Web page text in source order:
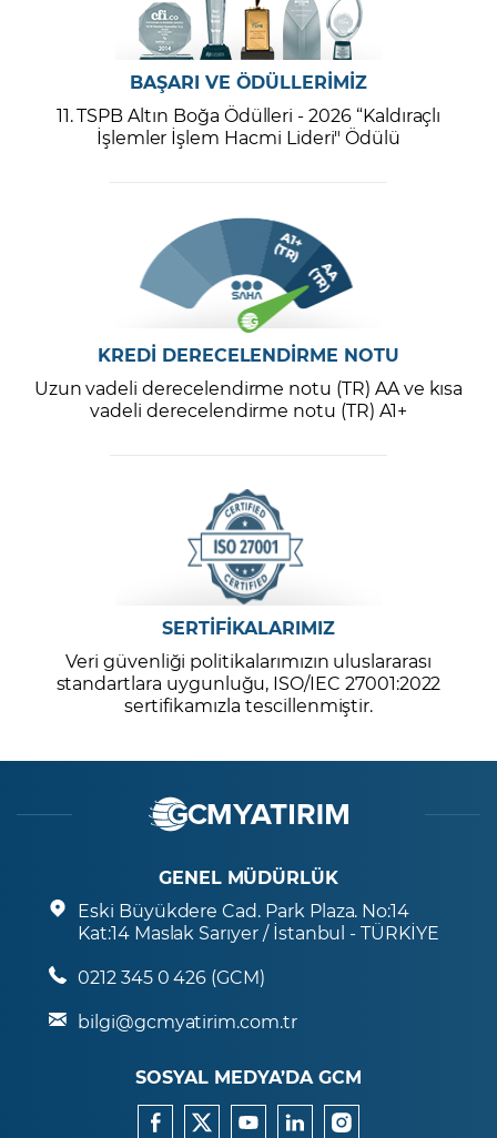
BAŞARI VE ÖDÜLLERİMİZ
11. TSPB Altın Boğa Ödülleri - 2026 “Kaldıraçlı
İşlemler İşlem Hacmi Lideri" Ödülü
KREDİ DERECELENDİRME NOTU
Uzun vadeli derecelendirme notu (TR) AA ve kısa
vadeli derecelendirme notu (TR) A1+
SERTİFİKALARIMIZ
Veri güvenliği politikalarımızın uluslararası
standartlara uygunluğu, ISO/IEC 27001:2022
sertifikamızla tescillenmiştir.
GENEL MÜDÜRLÜK
Eski Büyükdere Cad. Park Plaza. No:14
Kat:14 Maslak Sarıyer / İstanbul - TÜRKİYE
0212 345 0 426 (GCM)
bilgi@gcmyatirim.com.tr
SOSYAL MEDYA’DA GCM